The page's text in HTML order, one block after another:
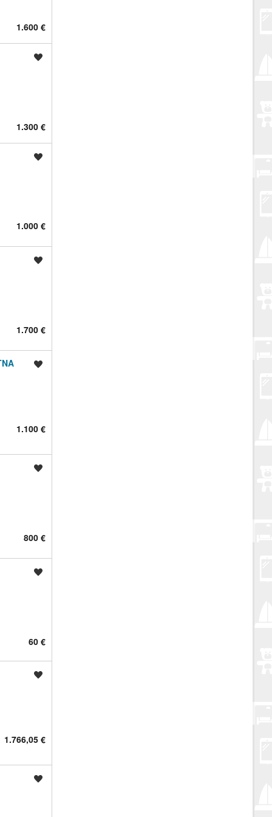
1.600 €
1.300 €
1.000 €
1.700 €
1.100 €
800 €
60 €
1.766,05 €